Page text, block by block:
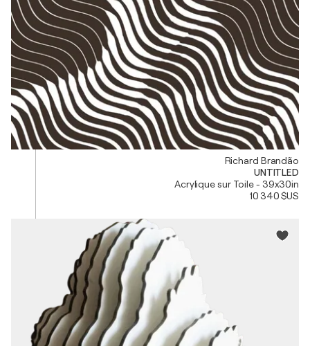
Richard Brandão
UNTITLED
Acrylique sur Toile - 39x30in
10 340 $US